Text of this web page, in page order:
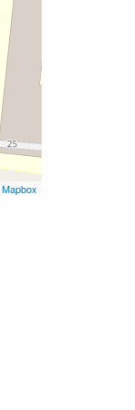
Mapbox